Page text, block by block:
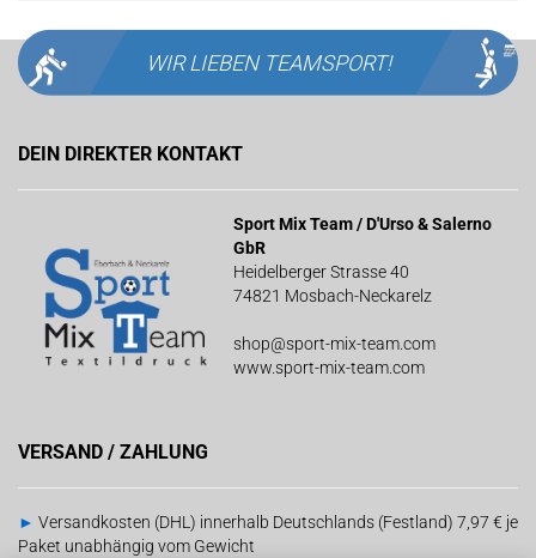
WIR LIEBEN TEAMSPORT!
DEIN DIREKTER KONTAKT
Sport Mix Team / D'Urso & Salerno
GbR
Heidelberger Strasse 40
74821 Mosbach-Neckarelz
shop@sport-mix-team.com
www.sport-mix-team.com
VERSAND / ZAHLUNG
► Versandkosten (DHL) innerhalb Deutschlands (Festland) 7,97 € je
Paket unabhängig vom Gewicht